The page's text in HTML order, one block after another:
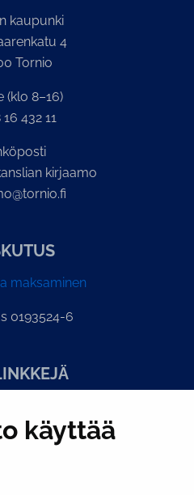
käyttää
kaupunki
4
Tornio
(klo 8–16)
16 432 11
kirjaamo
maksaminen
0193524-6
MEDIA